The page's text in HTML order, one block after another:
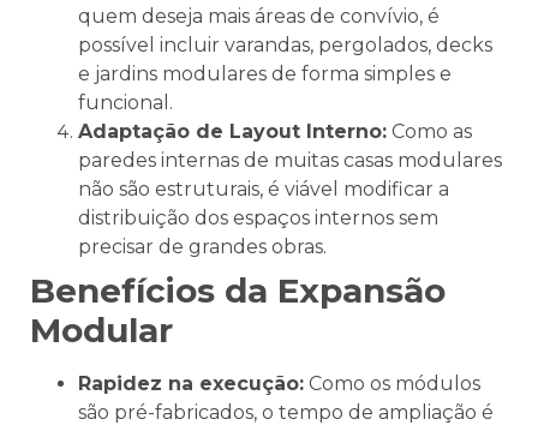
quem deseja mais áreas de convívio, é
possível incluir varandas, pergolados, decks
e jardins modulares de forma simples e
funcional.
Adaptação de Layout Interno: Como as
paredes internas de muitas casas modulares
não são estruturais, é viável modificar a
distribuição dos espaços internos sem
precisar de grandes obras.
Benefícios da Expansão
Modular
Rapidez na execução: Como os módulos
são pré-fabricados, o tempo de ampliação é